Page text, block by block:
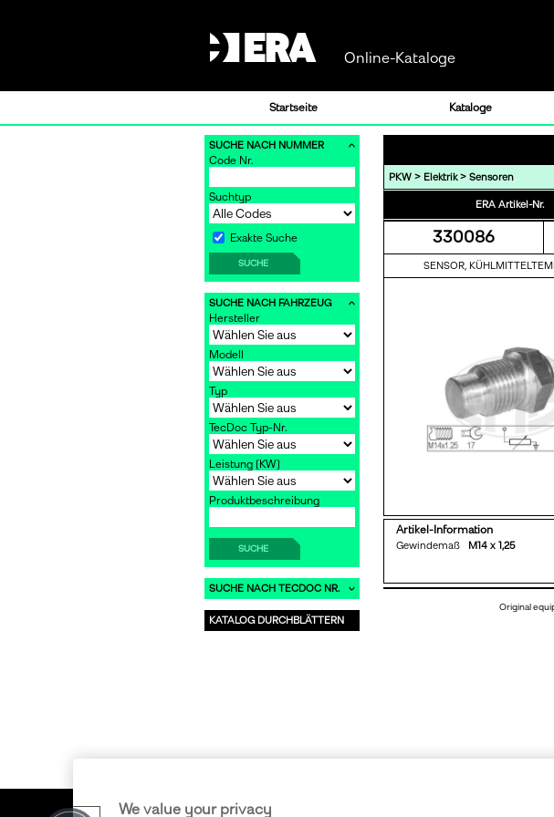
Online-Kataloge
Startseite Kataloge
SUCHE NACH NUMMER
Code Nr.
Suchtyp
Exakte Suche
SUCHE
SUCHE NACH FAHRZEUG
Hersteller
Modell
Typ
TecDoc Typ-Nr.
Leistung [KW]
Produktbeschreibung
SUCHE
SUCHE NACH TECDOC NR.
KATALOG DURCHBLÄTTERN
PKW > Elektrik> Sensoren
ERA Artikel-Nr.
330086
SENSOR,
Artikel-Information
Gewindemaß M14 x 1,25
Original
Copyright © 2011-2026 ERA S.r.l. • Alle Rechte vorbehalten
We value your privacy